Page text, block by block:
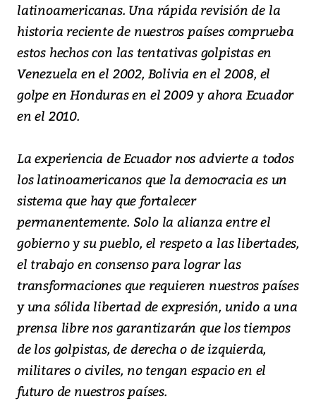
latinoamericanas. Una rápida revisión de la
historia reciente de nuestros países comprueba
estos hechos con las tentativas golpistas en
Venezuela en el 2002, Bolivia en el 2008, el
golpe en Honduras en el 2009 y ahora Ecuador
en el 2010.
La experiencia de Ecuador nos advierte a todos
los latinoamericanos que la democracia es un
sistema que hay que fortalecer
permanentemente. Solo la alianza entre el
gobierno y su pueblo, el respeto a las libertades,
el trabajo en consenso para lograr las
transformaciones que requieren nuestros países
y una sólida libertad de expresión, unido a una
prensa libre nos garantizarán que los tiempos
de los golpistas, de derecha o de izquierda,
militares o civiles, no tengan espacio en el
futuro de nuestros países.